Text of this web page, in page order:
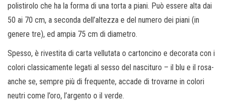
polistirolo che ha la forma di una torta a piani. Può essere alta dai
50 ai 70 cm, a seconda dell’altezza e del numero dei piani (in
genere tre), ed ampia 75 cm di diametro.
Spesso, è rivestita di carta vellutata o cartoncino e decorata con i
colori classicamente legati al sesso del nascituro – il blu e il rosa-
anche se, sempre più di frequente, accade di trovarne in colori
neutri come l’oro, l’argento o il verde.